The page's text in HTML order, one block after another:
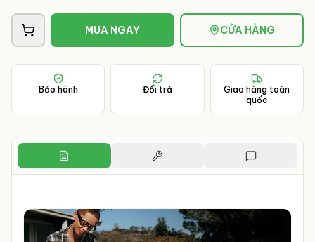
MUA NGAY CỬA HÀNG
Bảo hành Đổi trả
Giao hàng toàn
quốc